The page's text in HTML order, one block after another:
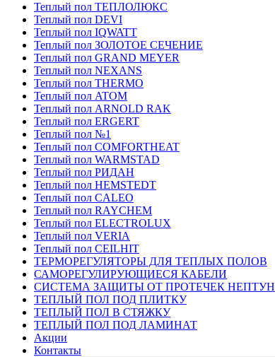
Теплый пол ТЕПЛОЛЮКС
Теплый пол DEVI
Теплый пол IQWATT
Теплый пол ЗОЛОТОЕ СЕЧЕНИЕ
Теплый пол GRAND MEYER
Теплый пол NEXANS
Теплый пол THERMO
Теплый пол ATOM
Теплый пол ARNOLD RAK
Теплый пол ERGERT
Теплый пол №1
Теплый пол COMFORTHEAT
Теплый пол WARMSTAD
Теплый пол РИДАН
Теплый пол HEMSTEDT
Теплый пол CALEO
Теплый пол RAYCHEM
Теплый пол ELECTROLUX
Теплый пол VERIA
Теплый пол CEILHIT
ТЕРМОРЕГУЛЯТОРЫ ДЛЯ ТЕПЛЫХ ПОЛОВ
САМОРЕГУЛИРУЮЩИЕСЯ КАБЕЛИ
СИСТЕМА ЗАЩИТЫ ОТ ПРОТЕЧЕК НЕПТУН
ТЕПЛЫЙ ПОЛ ПОД ПЛИТКУ
ТЕПЛЫЙ ПОЛ В СТЯЖКУ
ТЕПЛЫЙ ПОЛ ПОД ЛАМИНАТ
Акции
Контакты